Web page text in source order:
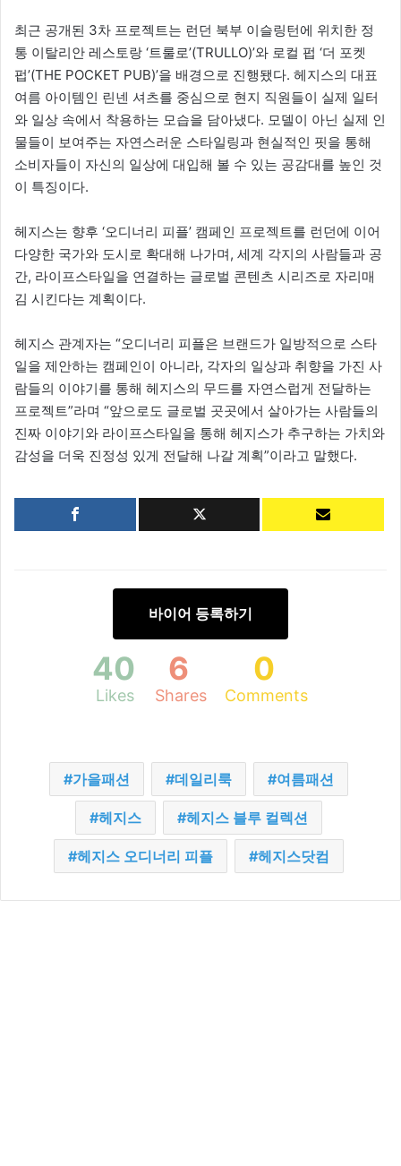
최근 공개된 3차 프로젝트는 런던 북부 이슬링턴에 위치한 정
통 이탈리안 레스토랑 ‘트룰로’(TRULLO)’와 로컬 펍 ‘더 포켓
펍’(THE POCKET PUB)’을 배경으로 진행됐다. 헤지스의 대표
여름 아이템인 린넨 셔츠를 중심으로 현지 직원들이 실제 일터
와 일상 속에서 착용하는 모습을 담아냈다. 모델이 아닌 실제 인
물들이 보여주는 자연스러운 스타일링과 현실적인 핏을 통해
소비자들이 자신의 일상에 대입해 볼 수 있는 공감대를 높인 것
이 특징이다.
헤지스는 향후 ‘오디너리 피플’ 캠페인 프로젝트를 런던에 이어
다양한 국가와 도시로 확대해 나가며, 세계 각지의 사람들과 공
간, 라이프스타일을 연결하는 글로벌 콘텐츠 시리즈로 자리매
김 시킨다는 계획이다.
헤지스 관계자는 “오디너리 피플은 브랜드가 일방적으로 스타
일을 제안하는 캠페인이 아니라, 각자의 일상과 취향을 가진 사
람들의 이야기를 통해 헤지스의 무드를 자연스럽게 전달하는
프로젝트”라며 “앞으로도 글로벌 곳곳에서 살아가는 사람들의
진짜 이야기와 라이프스타일을 통해 헤지스가 추구하는 가치와
감성을 더욱 진정성 있게 전달해 나갈 계획”이라고 말했다.
바이어 등록하기
40
Likes
6
Shares
0
Comments
가을패션 데일리룩 여름패션
헤지스 헤지스 블루 컬렉션
헤지스 오디너리 피플 헤지스닷컴